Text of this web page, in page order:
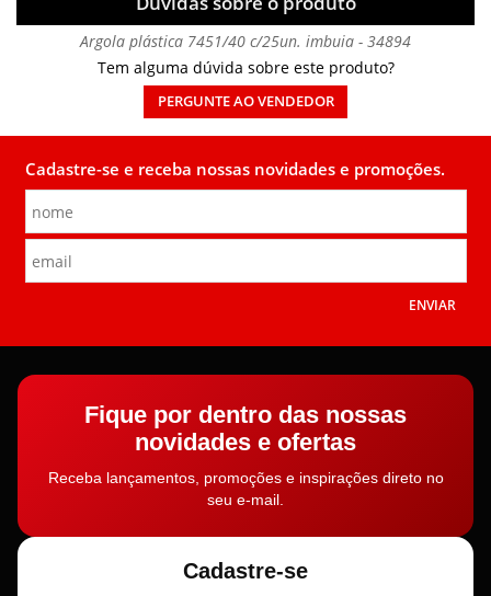
Argola plástica 7451/40 c/25un. imbuia - 34894
Tem alguma dúvida sobre este produto?
PERGUNTE AO VENDEDOR
Cadastre-se e receba nossas novidades e promoções.
ENVIAR
Fique por dentro das nossas
novidades e ofertas
Receba lançamentos, promoções e inspirações direto no
seu e-mail.
Cadastre-se